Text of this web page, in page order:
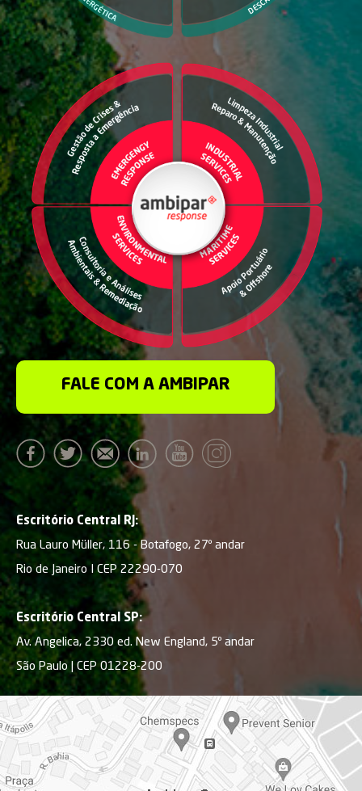
FALE COM A AMBIPAR
Escritório Central RJ:
Rua Lauro Müller, 116 - Botafogo, 27º andar
Rio de Janeiro I CEP 22290-070
Escritório Central SP:
Av. Angelica, 2330 ed. New England, 5º andar
São Paulo | CEP 01228-200